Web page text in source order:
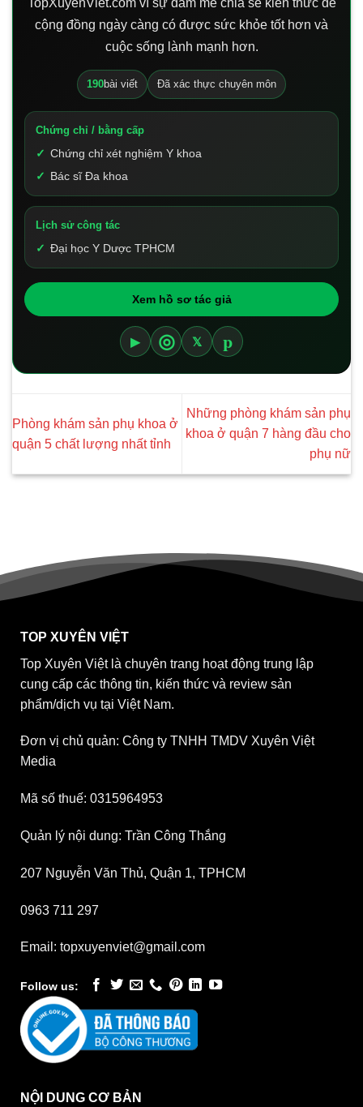
TopXuyenViet.com vì sự đam mê chia sẻ kiến thức để
cộng đồng ngày càng có được sức khỏe tốt hơn và
cuộc sống lành mạnh hơn.
190bài viết Đã xác thực chuyên môn
Chứng chỉ / bằng cấp
Chứng chỉ xét nghiệm Y khoa
Bác sĩ Đa khoa
Lịch sử công tác
Đại học Y Dược TPHCM
Xem hồ sơ tác giả
▶ ◎ 𝕏 p
Phòng khám sản phụ khoa ở
quận 5 chất lượng nhất tỉnh
Những phòng khám sản phụ
khoa ở quận 7 hàng đầu cho
phụ nữ
TOP XUYÊN VIỆT
Top Xuyên Việt là chuyên trang hoạt động trung lập
cung cấp các thông tin, kiến thức và review sản
phẩm/dịch vụ tại Việt Nam.
Đơn vị chủ quản: Công ty TNHH TMDV Xuyên Việt
Media
Mã số thuế: 0315964953
Quản lý nội dung: Trần Công Thắng
207 Nguyễn Văn Thủ, Quận 1, TPHCM
0963 711 297
Email: topxuyenviet@gmail.com
Follow us:
NỘI DUNG CƠ BẢN